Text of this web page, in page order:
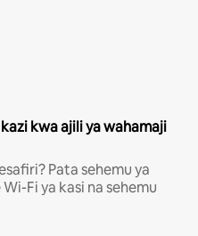
kwa ajili ya wahamaji
Pata sehemu ya
Fi ya kasi na sehemu